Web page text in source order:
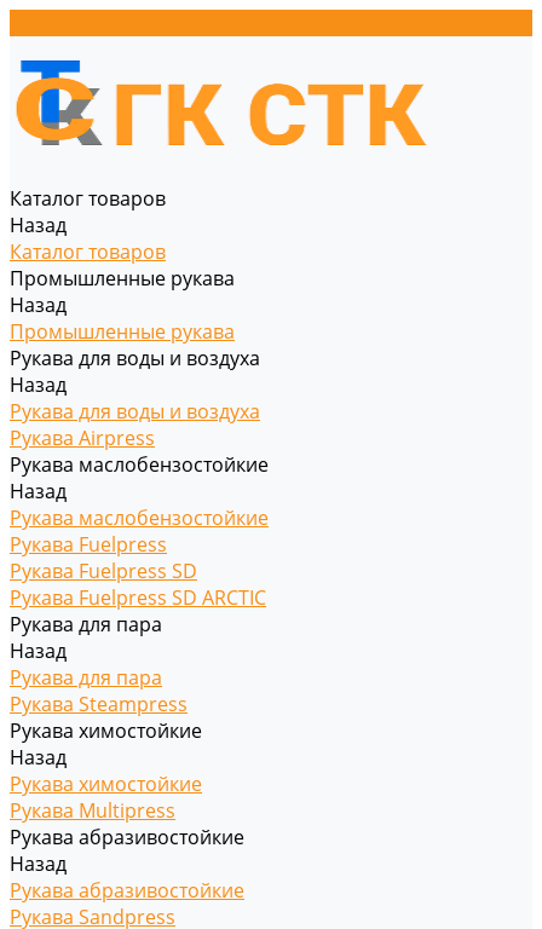
Каталог товаров
Назад
Каталог товаров
Промышленные рукава
Назад
Промышленные рукава
Рукава для воды и воздуха
Назад
Рукава для воды и воздуха
Рукава Airpress
Рукава маслобензостойкие
Назад
Рукава маслобензостойкие
Рукава Fuelpress
Рукава Fuelpress SD
Рукава Fuelpress SD ARCTIC
Рукава для пара
Назад
Рукава для пара
Рукава Steampress
Рукава химостойкие
Назад
Рукава химостойкие
Рукава Multipress
Рукава абразивостойкие
Назад
Рукава абразивостойкие
Рукава Sandpress